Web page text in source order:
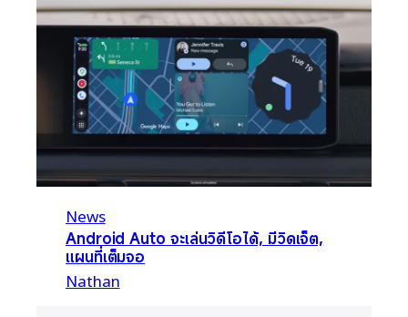
News
Android Auto จะเล่นวิดีโอได้, มีวิดเจ็ต,
แผนที่เต็มจอ
Nathan